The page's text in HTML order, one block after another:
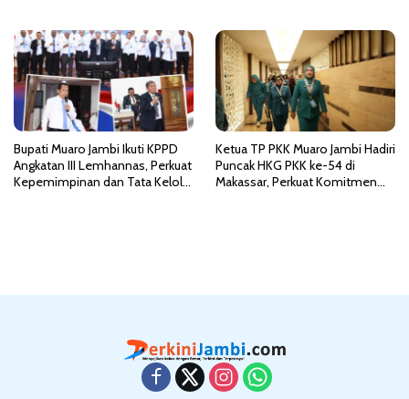
Bupati Muaro Jambi Ikuti KPPD
Angkatan III Lemhannas, Perkuat
Kepemimpinan dan Tata Kelola
Ketua TP PKK Muaro Jambi Hadiri
Puncak HKG PKK ke-54 di
Makassar, Perkuat Komitmen